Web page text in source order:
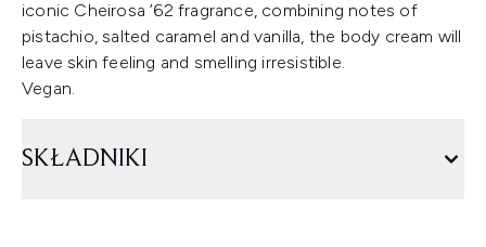
iconic Cheirosa ’62 fragrance, combining notes of
pistachio, salted caramel and vanilla, the body cream will
leave skin feeling and smelling irresistible.
Vegan.
SKŁADNIKI